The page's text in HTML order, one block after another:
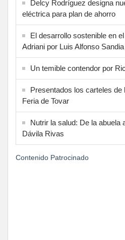
Delcy Rodríguez designa
eléctrica para plan de ahorro
El desarrollo sostenible en
Adriani por Luis Alfonso
Un temible contendor por
Presentados los carteles de
Feria de Tovar
Nutrir la salud: De la abuela
Dávila Rivas
Contenido Patrocinado